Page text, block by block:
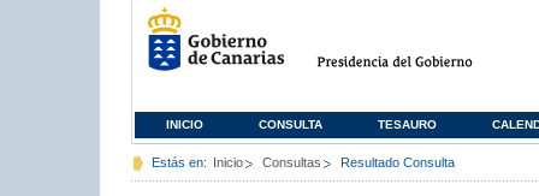
INICIO CONSULTA TESAURO
Estás en: Inicio Consultas Resultado Consulta